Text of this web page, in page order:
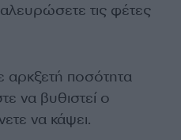
τις φέτες
αρκξετή ποσότητα
να βυθιστεί ο
να κάψει.